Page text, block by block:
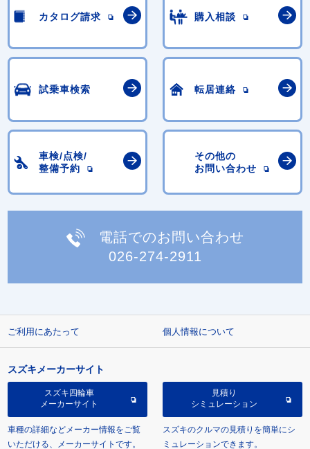
カタログ請求 購入相談
試乗車検索 転居連絡
車検/点検/
整備予約
その他の
お問い合わせ
電話でのお問い合わせ
026-274-2911
ご利用にあたって 個人情報について
スズキメーカーサイト
スズキ四輪車
メーカーサイト
車種の詳細などメーカー情報をご覧
いただける、メーカーサイトです。
見積り
シミュレーション
スズキのクルマの見積りを簡単にシ
ミュレーションできます。